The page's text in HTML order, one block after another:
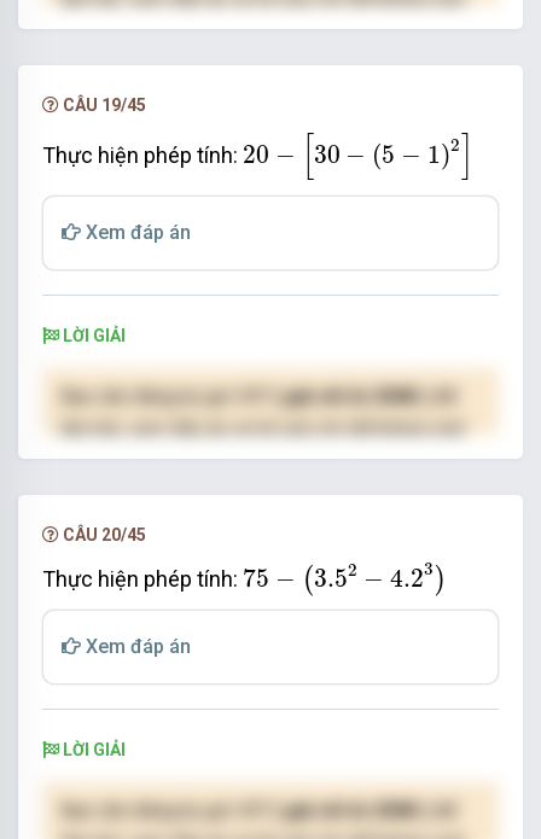
hạn.
CÂU 19/45
Thực hiện phép tính: 20 − 30 − (5 − 1)2
30
Xem đáp án
LỜI GIẢI
( giá chỉ từ 250K )
hạn.
CÂU 20/45
Thực hiện phép tính: 75 − (3.52 − 4.23 )
75 3.52 −4.2
Xem đáp án
LỜI GIẢI
( giá chỉ từ 250K )